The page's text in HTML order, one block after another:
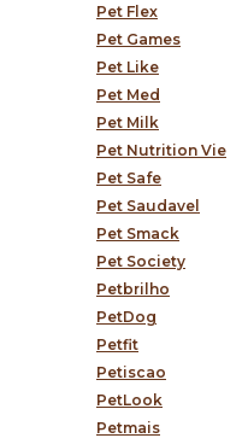
Pet Flex
Pet Games
Pet Like
Pet Med
Pet Milk
Pet Nutrition Vie
Pet Safe
Pet Saudavel
Pet Smack
Pet Society
Petbrilho
PetDog
Petfit
Petiscao
PetLook
Petmais